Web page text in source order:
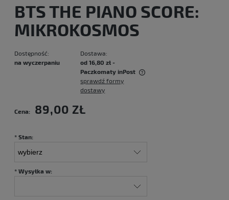
BTS THE PIANO SCORE:
MIKROKOSMOS
Dostępność:
na wyczerpaniu
Dostawa:
od 16,80 zł -
Paczkomaty inPost
Cena nie zawiera ewentualnych kosztów płatności
sprawdź formy
dostawy
Cena: 89,00 ZŁ
* Stan:
* Wysyłka w: